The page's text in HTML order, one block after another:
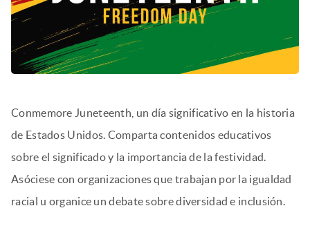
Conmemore Juneteenth, un día significativo en la historia
de Estados Unidos. Comparta contenidos educativos
sobre el significado y la importancia de la festividad.
Asóciese con organizaciones que trabajan por la igualdad
racial u organice un debate sobre diversidad e inclusión.